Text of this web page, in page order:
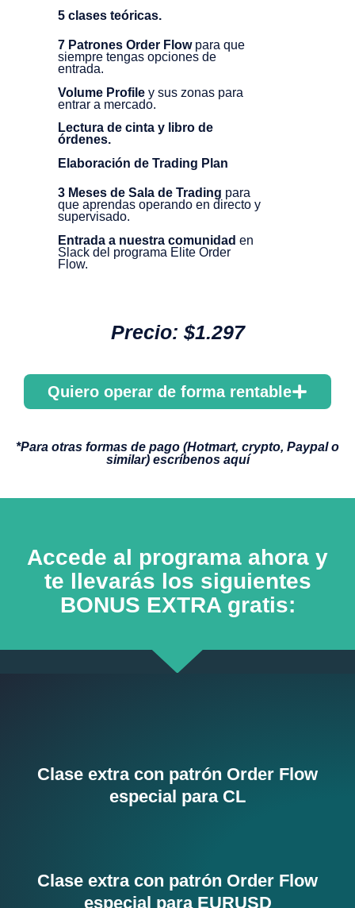
5 clases teóricas.
7 Patrones Order Flow para que
siempre tengas opciones de
entrada.
Volume Profile y sus zonas para
entrar a mercado.
Lectura de cinta y libro de
órdenes.
Elaboración de Trading Plan
3 Meses de Sala de Trading para
que aprendas operando en directo y
supervisado.
Entrada a nuestra comunidad en
Slack del programa Elite Order
Flow.
Precio: $1.297
Quiero operar de forma rentable
*Para otras formas de pago (Hotmart, crypto, Paypal o
similar) escríbenos aquí
Accede al programa ahora y
te llevarás los siguientes
BONUS EXTRA gratis:
Clase extra con patrón Order Flow
especial para CL
Clase extra con patrón Order Flow
especial para EURUSD